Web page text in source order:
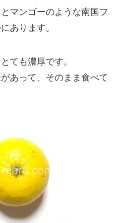
マンゴーのような南国フ
あります。
ても濃厚です。
あって、そのまま食べて